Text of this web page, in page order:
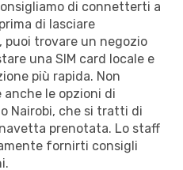
di connetterti a
di lasciare
puoi trovare un negozio
una SIM card locale e
più rapida. Non
le opzioni di
Nairobi, che si tratti di
prenotata. Lo staff
fornirti consigli